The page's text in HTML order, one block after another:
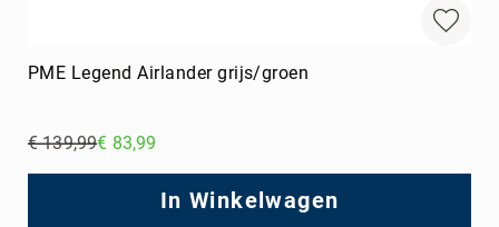
PME Legend Airlander grijs/groen
€ 139,99€ 83,99
In Winkelwagen